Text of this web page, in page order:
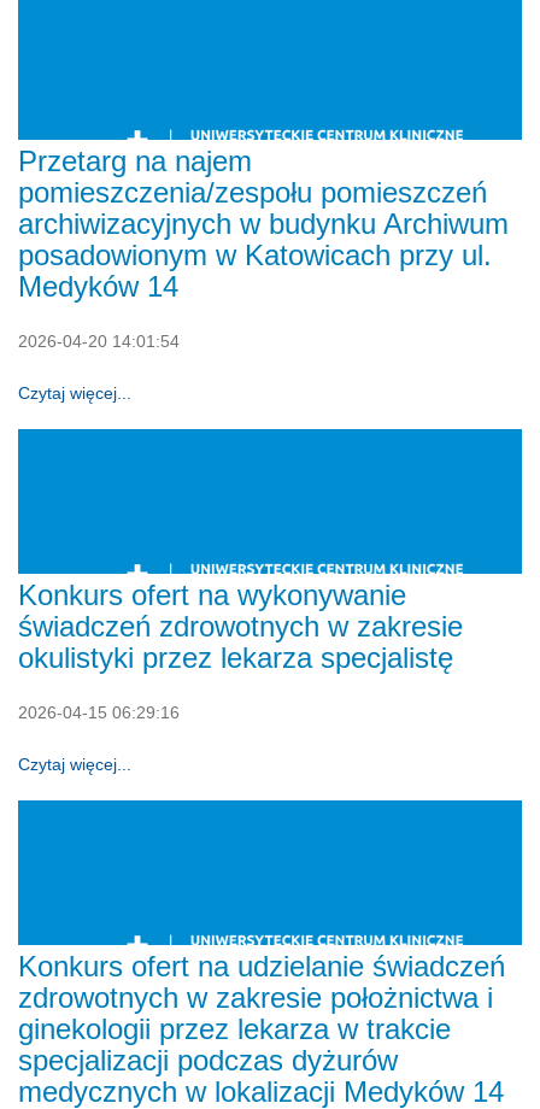
Przetarg na najem
pomieszczenia/zespołu pomieszczeń
archiwizacyjnych w budynku Archiwum
posadowionym w Katowicach przy ul.
Medyków 14
2026-04-20 14:01:54
Czytaj więcej...
Konkurs ofert na wykonywanie
świadczeń zdrowotnych w zakresie
okulistyki przez lekarza specjalistę
2026-04-15 06:29:16
Czytaj więcej...
Konkurs ofert na udzielanie świadczeń
zdrowotnych w zakresie położnictwa i
ginekologii przez lekarza w trakcie
specjalizacji podczas dyżurów
medycznych w lokalizacji Medyków 14